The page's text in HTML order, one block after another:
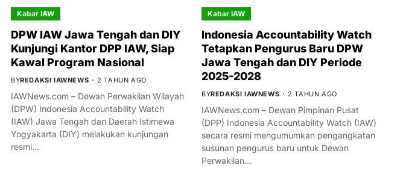
Kabar IAW
DPW IAW Jawa Tengah dan DIY
Kunjungi Kantor DPP IAW, Siap
Kawal Program Nasional
BYREDAKSI IAWNEWS 2 TAHUN AGO
IAWNews.com – Dewan Perwakilan Wilayah
(DPW) Indonesia Accountability Watch
(IAW) Jawa Tengah dan Daerah Istimewa
Yogyakarta (DIY) melakukan kunjungan
resmi…
Kabar IAW
Indonesia Accountability Watch
Tetapkan Pengurus Baru DPW
Jawa Tengah dan DIY Periode
2025-2028
BYREDAKSI IAWNEWS 2 TAHUN AGO
IAWNews.com – Dewan Pimpinan Pusat
(DPP) Indonesia Accountability Watch (IAW)
secara resmi mengumumkan pengangkatan
susunan pengurus baru untuk Dewan
Perwakilan…